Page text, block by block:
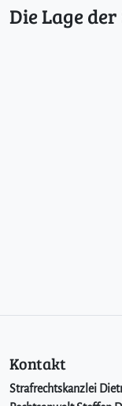
Die Lage
Kontakt
Strafrechtskanzlei